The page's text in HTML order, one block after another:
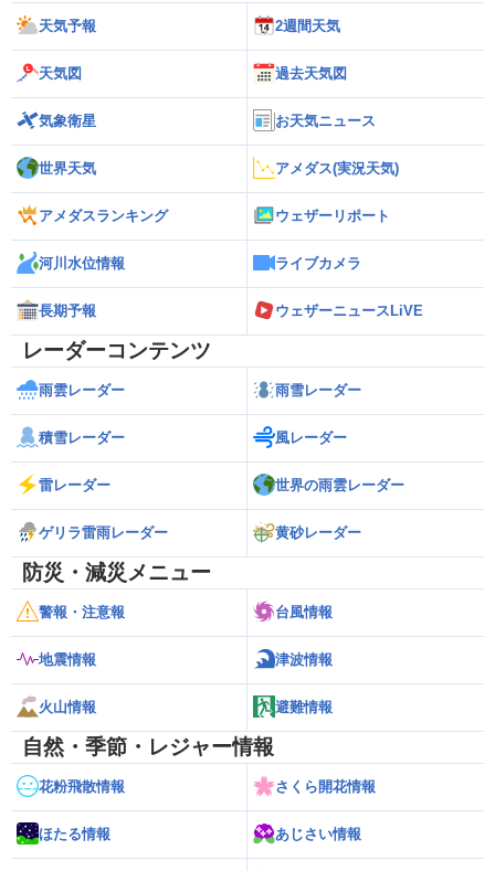
天気予報 2週間天気
天気図 過去天気図
気象衛星 お天気ニュース
世界天気 アメダス(実況天気)
アメダスランキング ウェザーリポート
河川水位情報 ライブカメラ
長期予報 ウェザーニュースLiVE
レーダーコンテンツ
雨雲レーダー 雨雪レーダー
積雪レーダー 風レーダー
雷レーダー 世界の雨雲レーダー
ゲリラ雷雨レーダー 黄砂レーダー
防災・減災メニュー
警報・注意報 台風情報
地震情報 津波情報
火山情報 避難情報
自然・季節・レジャー情報
花粉飛散情報 さくら開花情報
ほたる情報 あじさい情報